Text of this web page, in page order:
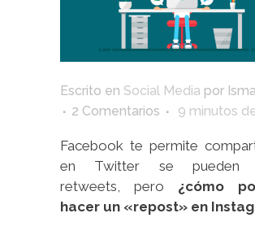
Escrito en Social Media por
2 Comentarios
9 minutos
Facebook te permite
en Twitter se pueden
retweets, pero ¿cómo
hacer un «repost» en